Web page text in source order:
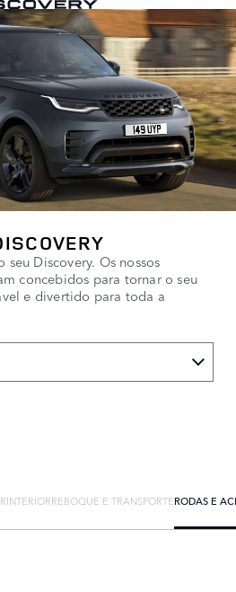
Discovery. Os nossos
concebidos para tornar o seu
e divertido para toda a
INTERIORREBOQUE E TRANSPORTERODAS E